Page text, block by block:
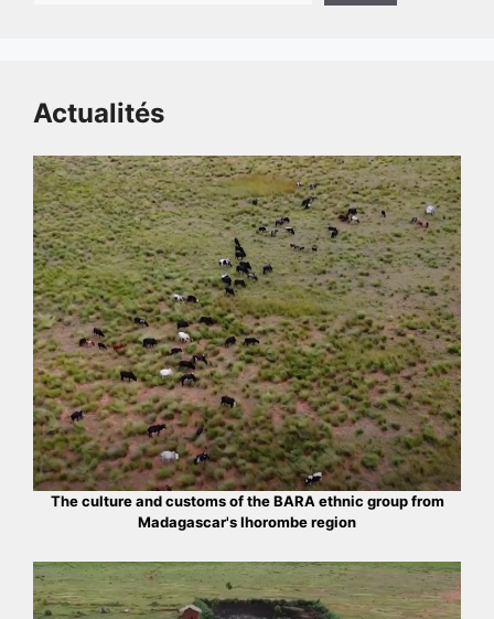
Actualités
The culture and customs of the BARA ethnic group from
Madagascar's Ihorombe region